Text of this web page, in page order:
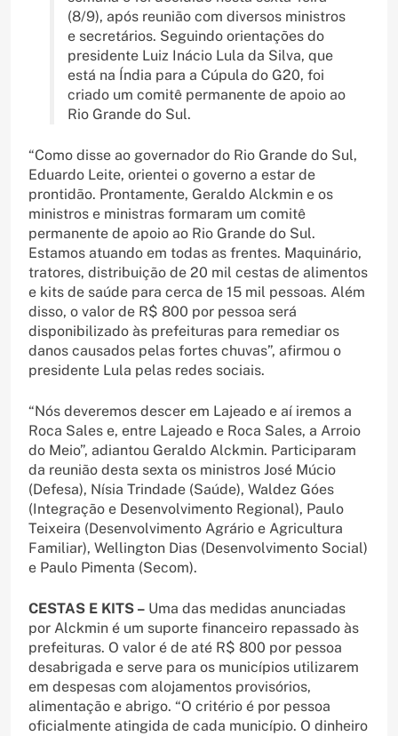
(8/9), após reunião com diversos ministros
e secretários. Seguindo orientações do
presidente Luiz Inácio Lula da Silva, que
está na Índia para a Cúpula do G20, foi
criado um comitê permanente de apoio ao
Rio Grande do Sul.
“Como disse ao governador do Rio Grande do Sul,
Eduardo Leite, orientei o governo a estar de
prontidão. Prontamente, Geraldo Alckmin e os
ministros e ministras formaram um comitê
permanente de apoio ao Rio Grande do Sul.
Estamos atuando em todas as frentes. Maquinário,
tratores, distribuição de 20 mil cestas de alimentos
e kits de saúde para cerca de 15 mil pessoas. Além
disso, o valor de R$ 800 por pessoa será
disponibilizado às prefeituras para remediar os
danos causados pelas fortes chuvas”, afirmou o
presidente Lula pelas redes sociais.
“Nós deveremos descer em Lajeado e aí iremos a
Roca Sales e, entre Lajeado e Roca Sales, a Arroio
do Meio”, adiantou Geraldo Alckmin. Participaram
da reunião desta sexta os ministros José Múcio
(Defesa), Nísia Trindade (Saúde), Waldez Góes
(Integração e Desenvolvimento Regional), Paulo
Teixeira (Desenvolvimento Agrário e Agricultura
Familiar), Wellington Dias (Desenvolvimento Social)
e Paulo Pimenta (Secom).
CESTAS E KITS – Uma das medidas anunciadas
por Alckmin é um suporte financeiro repassado às
prefeituras. O valor é de até R$ 800 por pessoa
desabrigada e serve para os municípios utilizarem
em despesas com alojamentos provisórios,
alimentação e abrigo. “O critério é por pessoa
oficialmente atingida de cada município. O dinheiro